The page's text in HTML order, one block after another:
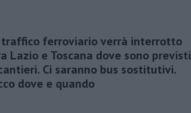
ferroviario verrà interrotto
Lazio e Toscana dove sono previsti
Ci saranno bus sostitutivi.
dove e quando